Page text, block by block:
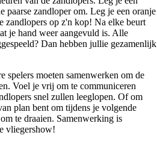
paarse zandloper om. Leg je een oranje
zandlopers op z'n kop! Na elke beurt
je hand weer aangevuld is. Alle
Dan hebben jullie gezamenlijk
spelers moeten samenwerken om de
Voel je vrij om te communiceren
snel zullen leeglopen. Of om
plan bent om tijdens je volgende
te draaien. Samenwerking is
vliegershow!